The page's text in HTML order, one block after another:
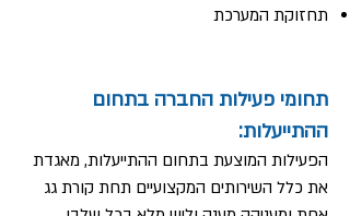
תחזוקת המערכת
תחומי פעילות החברה בתחום
ההתייעלות:
הפעילות המוצעת בתחום ההתייעלות, מאגדת
את כלל השירותים המקצועיים תחת קורת גג